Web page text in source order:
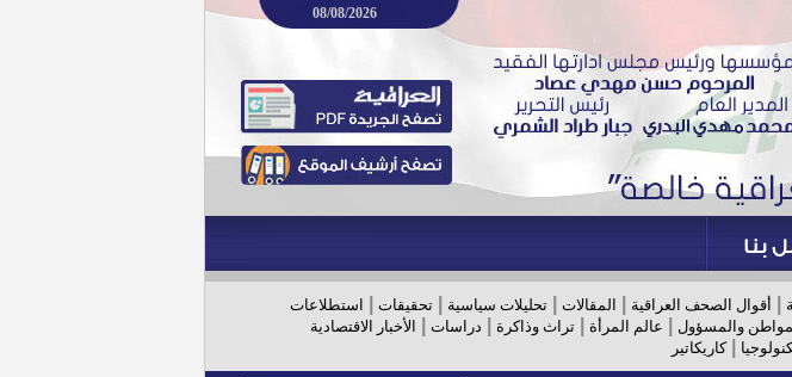
08/08/2026
أقوال الصحف العراقية المقالات تحليلات سياسية تحقيقات
استطلاعات
والمسؤول عالم المرأة |تراث وذاكرة دراسات
الأخبار الاقتصادية
|كاريكاتير